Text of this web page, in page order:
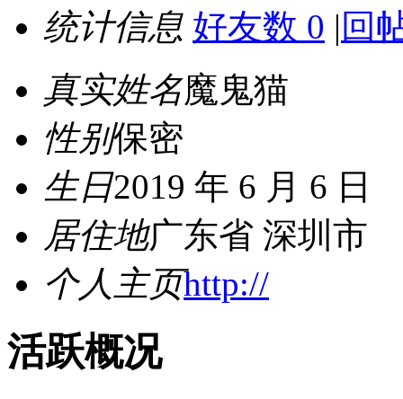
统计信息 好友数 0 | 回
真实姓名魔鬼猫
性别保密
生日2019 年 6 月 6 日
居住地广东省 深圳市
个人主页http://
活跃概况